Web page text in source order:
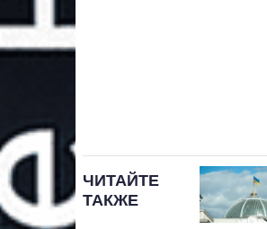
ЧИТАЙТЕ
ТАКЖЕ